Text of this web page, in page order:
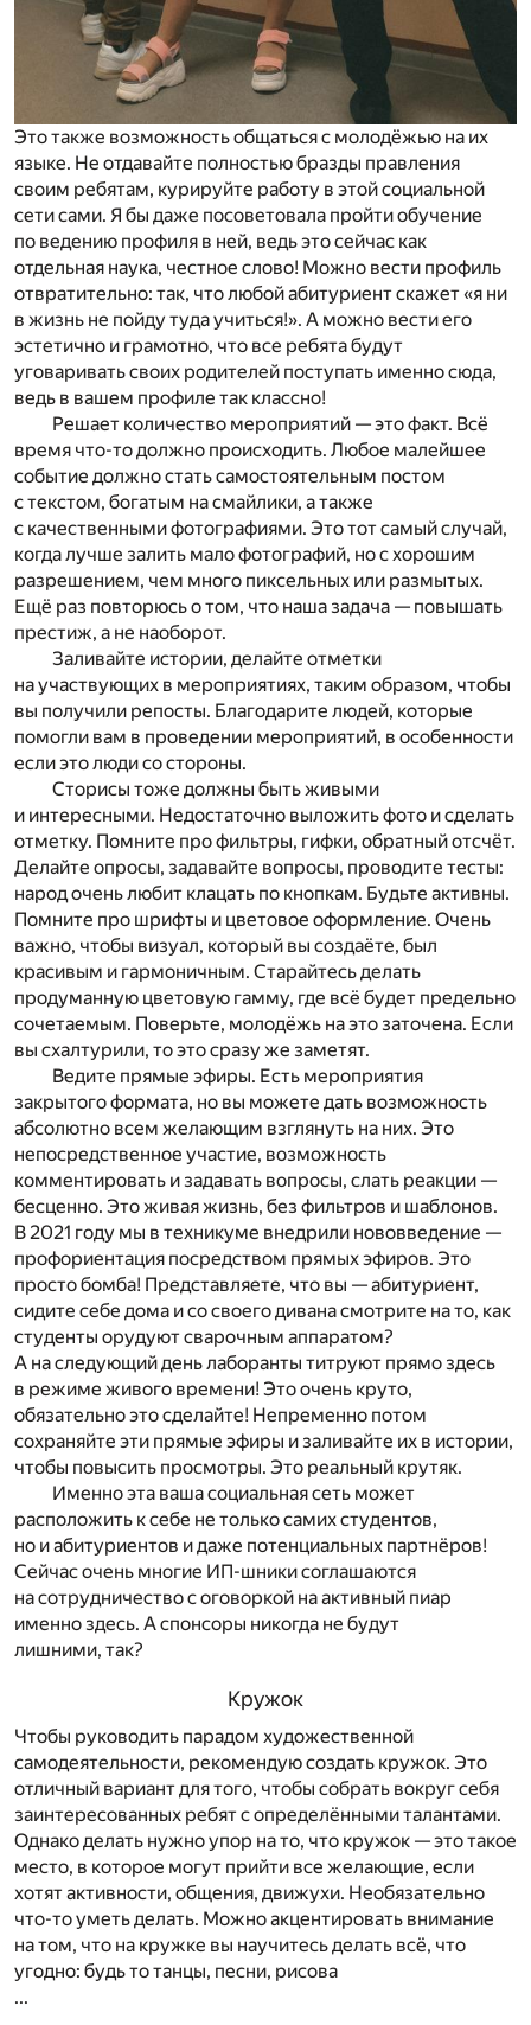
Это также возможность общаться с молодёжью на их
языке. Не отдавайте полностью бразды правления
своим ребятам, курируйте работу в этой социальной
сети сами. Я бы даже посоветовала пройти обучение
по ведению профиля в ней, ведь это сейчас как
отдельная наука, честное слово! Можно вести профиль
отвратительно: так, что любой абитуриент скажет «я ни
в жизнь не пойду туда учиться!». А можно вести его
эстетично и грамотно, что все ребята будут
уговаривать своих родителей поступать именно сюда,
ведь в вашем профиле так классно!
Решает количество мероприятий — это факт. Всё
время что-то должно происходить. Любое малейшее
событие должно стать самостоятельным постом
с текстом, богатым на смайлики, а также
с качественными фотографиями. Это тот самый случай,
когда лучше залить мало фотографий, но с хорошим
разрешением, чем много пиксельных или размытых.
Ещё раз повторюсь о том, что наша задача — повышать
престиж, а не наоборот.
Заливайте истории, делайте отметки
на участвующих в мероприятиях, таким образом, чтобы
вы получили репосты. Благодарите людей, которые
помогли вам в проведении мероприятий, в особенности
если это люди со стороны.
Сторисы тоже должны быть живыми
и интересными. Недостаточно выложить фото и сделать
отметку. Помните про фильтры, гифки, обратный отсчёт.
Делайте опросы, задавайте вопросы, проводите тесты:
народ очень любит клацать по кнопкам. Будьте активны.
Помните про шрифты и цветовое оформление. Очень
важно, чтобы визуал, который вы создаёте, был
красивым и гармоничным. Старайтесь делать
продуманную цветовую гамму, где всё будет предельно
сочетаемым. Поверьте, молодёжь на это заточена. Если
вы схалтурили, то это сразу же заметят.
Ведите прямые эфиры. Есть мероприятия
закрытого формата, но вы можете дать возможность
абсолютно всем желающим взглянуть на них. Это
непосредственное участие, возможность
комментировать и задавать вопросы, слать реакции —
бесценно. Это живая жизнь, без фильтров и шаблонов.
В 2021 году мы в техникуме внедрили нововведение —
профориентация посредством прямых эфиров. Это
просто бомба! Представляете, что вы — абитуриент,
сидите себе дома и со своего дивана смотрите на то, как
студенты орудуют сварочным аппаратом?
А на следующий день лаборанты титруют прямо здесь
в режиме живого времени! Это очень круто,
обязательно это сделайте! Непременно потом
сохраняйте эти прямые эфиры и заливайте их в истории,
чтобы повысить просмотры. Это реальный крутяк.
Именно эта ваша социальная сеть может
расположить к себе не только самих студентов,
но и абитуриентов и даже потенциальных партнёров!
Сейчас очень многие ИП-шники соглашаются
на сотрудничество с оговоркой на активный пиар
именно здесь. А спонсоры никогда не будут
лишними, так?
Кружок
Чтобы руководить парадом художественной
самодеятельности, рекомендую создать кружок. Это
отличный вариант для того, чтобы собрать вокруг себя
заинтересованных ребят с определёнными талантами.
Однако делать нужно упор на то, что кружок — это такое
место, в которое могут прийти все желающие, если
хотят активности, общения, движухи. Необязательно
что-то уметь делать. Можно акцентировать внимание
на том, что на кружке вы научитесь делать всё, что
угодно: будь то танцы, песни, рисова
...